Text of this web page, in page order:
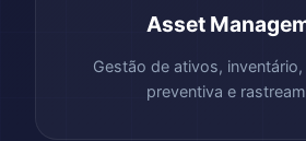
Asset
Gestão de ativos,
preventiva e